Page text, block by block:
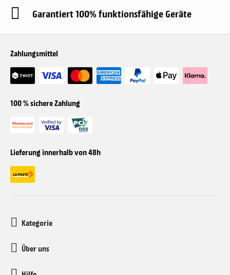
Garantiert 100% funktionsfähige Geräte
Zahlungsmittel
100 % sichere Zahlung
Lieferung innerhalb von 48h
Kategorie
Über uns